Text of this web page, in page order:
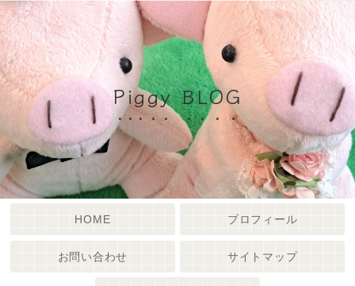
Piggy BLOG
HOME プロフィール
お問い合わせ サイトマップ